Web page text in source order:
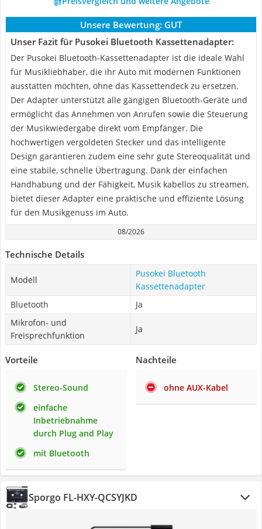
Unsere Bewertung: GUT
Unser Fazit für Pusokei Bluetooth Kassettenadapter:
Der Pusokei Bluetooth-Kassettenadapter ist die ideale Wahl
für Musikliebhaber, die ihr Auto mit modernen Funktionen
ausstatten möchten, ohne das Kassettendeck zu ersetzen.
Der Adapter unterstützt alle gängigen Bluetooth-Geräte und
ermöglicht das Annehmen von Anrufen sowie die Steuerung
der Musikwiedergabe direkt vom Empfänger. Die
hochwertigen vergoldeten Stecker und das intelligente
Design garantieren zudem eine sehr gute Stereoqualität und
eine stabile, schnelle Übertragung. Dank der einfachen
Handhabung und der Fähigkeit, Musik kabellos zu streamen,
bietet dieser Adapter eine praktische und effiziente Lösung
für den Musikgenuss im Auto.
08/2026
Technische Details
Modell
Pusokei Bluetooth
Kassettenadapter
Bluetooth
Ja
Mikrofon- und
Freisprechfunktion
Ja
Vorteile
Stereo-Sound
einfache
Inbetriebnahme
durch Plug and Play
mit Bluetooth
Nachteile
ohne AUX-Kabel
Sporgo FL-HXY-QCSYJKD